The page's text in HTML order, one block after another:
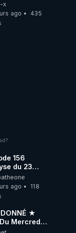
x
ago
435
156
du 23
Elon
: Houston ,
un problème
ago
118
★
Mercredi
2026